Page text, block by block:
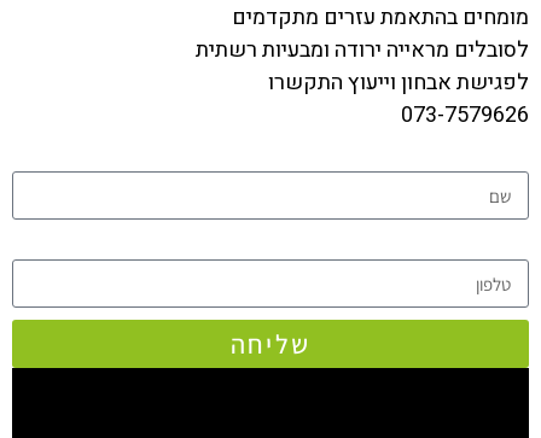
מומחים בהתאמת עזרים מתקדמים
לסובלים מראייה ירודה ומבעיות רשתית
לפגישת אבחון וייעוץ התקשרו
073-7579626
שליחה